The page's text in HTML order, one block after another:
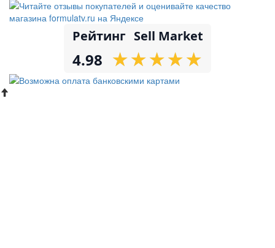
Рейтинг Sell Market
4.98 ★
★★
★★
★★
★★
★